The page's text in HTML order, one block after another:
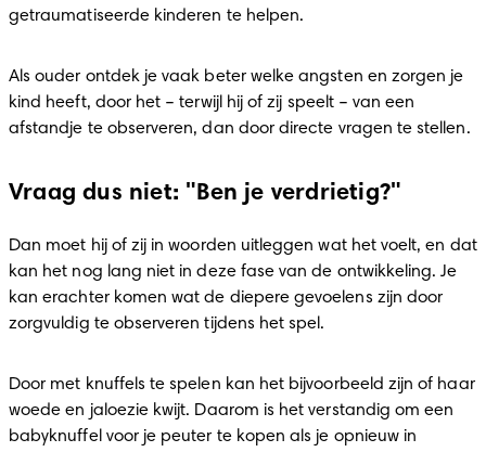
getraumatiseerde kinderen te helpen.
Als ouder ontdek je vaak beter welke angsten en zorgen je
kind heeft, door het – terwijl hij of zij speelt – van een
afstandje te observeren, dan door directe vragen te stellen.
Vraag dus niet: "Ben je verdrietig?"
Dan moet hij of zij in woorden uitleggen wat het voelt, en dat
kan het nog lang niet in deze fase van de ontwikkeling. Je
kan erachter komen wat de diepere gevoelens zijn door
zorgvuldig te observeren tijdens het spel.
Door met knuffels te spelen kan het bijvoorbeeld zijn of haar
woede en jaloezie kwijt. Daarom is het verstandig om een
babyknuffel voor je peuter te kopen als je opnieuw in